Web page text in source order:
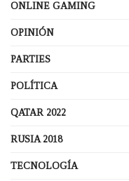
ONLINE GAMING
OPINIÓN
PARTIES
POLÍTICA
QATAR 2022
RUSIA 2018
TECNOLOGÍA